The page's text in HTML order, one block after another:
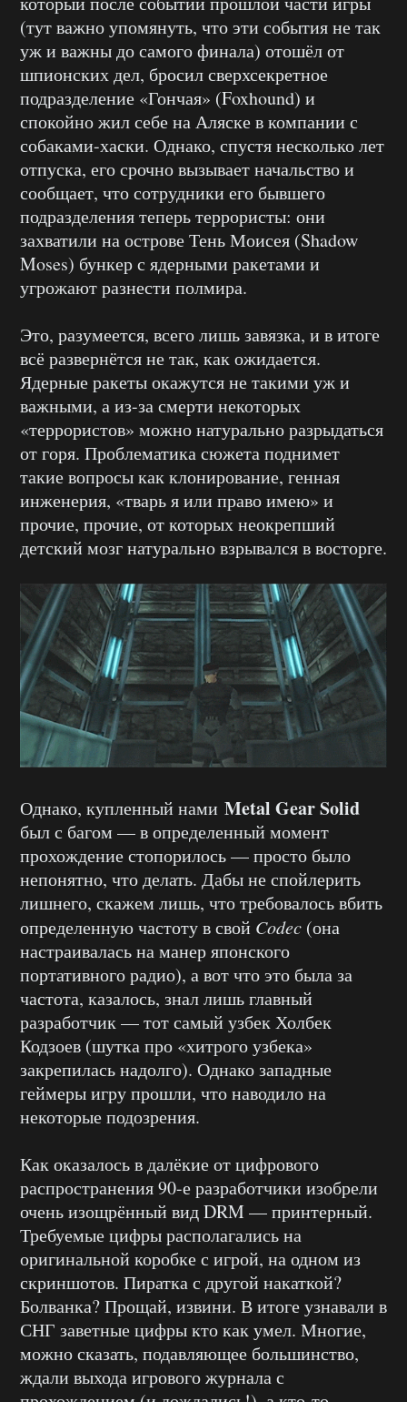
(тут важно упомянуть, что эти события не так
уж и важны до самого финала) отошёл от
шпионских дел, бросил сверхсекретное
подразделение «Гончая» (Foxhound) и
спокойно жил себе на Аляске в компании с
собаками-хаски. Однако, спустя несколько лет
отпуска, его срочно вызывает начальство и
сообщает, что сотрудники его бывшего
подразделения теперь террористы: они
захватили на острове Тень Моисея (Shadow
Moses) бункер с ядерными ракетами и
угрожают разнести полмира.
Это, разумеется, всего лишь завязка, и в итоге
всё развернётся не так, как ожидается.
Ядерные ракеты окажутся не такими уж и
важными, а из-за смерти некоторых
«террористов» можно натурально разрыдаться
от горя. Проблематика сюжета поднимет
такие вопросы как клонирование, генная
инженерия, «тварь я или право имею» и
прочие, прочие, от которых неокрепший
детский мозг натурально взрывался в восторге.
Однако, купленный нами Metal Gear Solid
был с багом — в определенный момент
прохождение стопорилось — просто было
непонятно, что делать. Дабы не спойлерить
лишнего, скажем лишь, что требовалось вбить
определенную частоту в свой Codec (она
настраивалась на манер японского
портативного радио), а вот что это была за
частота, казалось, знал лишь главный
разработчик — тот самый узбек Холбек
Кодзоев (шутка про «хитрого узбека»
закрепилась надолго). Однако западные
геймеры игру прошли, что наводило на
некоторые подозрения.
Как оказалось в далёкие от цифрового
распространения 90-е разработчики изобрели
очень изощрённый вид DRM — принтерный.
Требуемые цифры располагались на
оригинальной коробке с игрой, на одном из
скриншотов. Пиратка с другой накаткой?
Болванка? Прощай, извини. В итоге узнавали в
СНГ заветные цифры кто как умел. Многие,
можно сказать, подавляющее большинство,
ждали выхода игрового журнала с